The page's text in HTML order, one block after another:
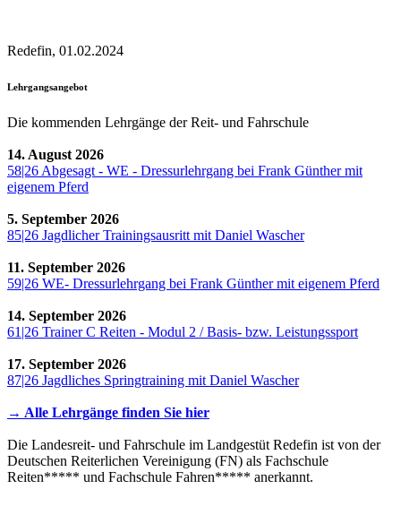
Redefin, 01.02.2024
Lehrgangsangebot
Die kommenden Lehrgänge der Reit- und Fahrschule
14. August 2026
58|26 Abgesagt - WE - Dressurlehrgang bei Frank Günther mit
eigenem Pferd
5. September 2026
85|26 Jagdlicher Trainingsausritt mit Daniel Wascher
11. September 2026
59|26 WE- Dressurlehrgang bei Frank Günther mit eigenem Pferd
14. September 2026
61|26 Trainer C Reiten - Modul 2 / Basis- bzw. Leistungssport
17. September 2026
87|26 Jagdliches Springtraining mit Daniel Wascher
→ Alle Lehrgänge finden Sie hier
Die Landesreit- und Fahrschule im Landgestüt Redefin ist von der
Deutschen Reiterlichen Vereinigung (FN) als Fachschule
Reiten***** und Fachschule Fahren***** anerkannt.